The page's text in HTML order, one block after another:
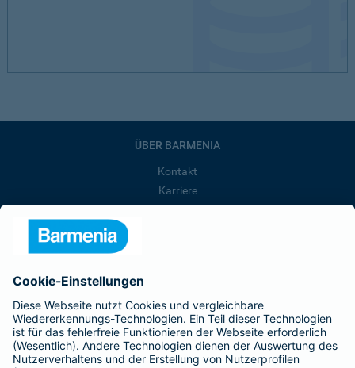
ÜBER BARMENIA
Kontakt
Karriere
Barmenia ist Teil der BarmeniaGothaer
BELIEBTE SEITEN
Kranken-Zusatzversicherung
Tierversicherungen